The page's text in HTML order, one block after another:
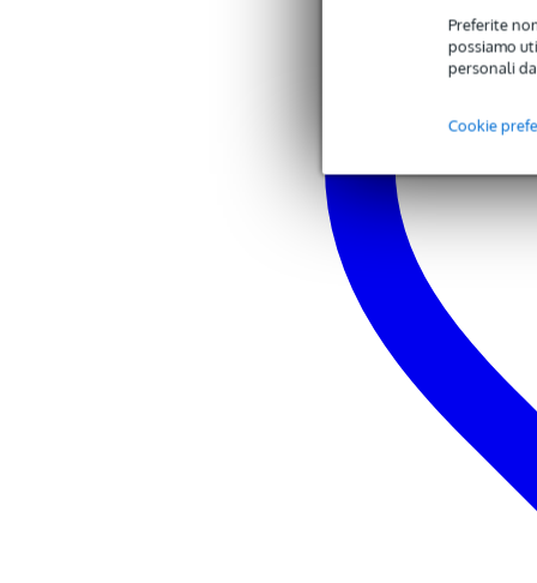
Preferite
possiamo
personali
Cookie
max. power: 450 watts
integrated MP3 player
32GB USB Stick (MAX)
Micro-SD card (max. 32
RGB LED disco lighting
frequency response: 90Hz -
cabled microphone included
connections:
3.5mm mini-jack aux input
2x 6.3mm MIC inputs
dimensions: 25 x 23 x 59.5cm